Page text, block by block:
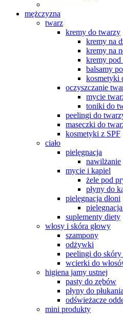
mężczyzna
twarz
kremy do twarzy
kremy na
kremy na
kremy pod
balsamy
kosmetyki
oczyszczanie
mycie
toniki do
peelingi do
maseczki do
kosmetyki z SPF
ciało
pielęgnacja
nawilżanie
mycie i kąpiel
żele pod
płyny do
pielęgnacja dłoni
suplementy diety
włosy i skóra głowy
szampony
odżywki
peelingi do skóry
wcierki do
higiena jamy ustnej
pasty do zębów
płyny do
odświeżacze
mini produkty